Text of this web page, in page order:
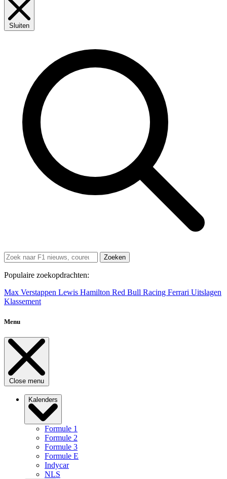
Sluiten
Zoeken
Populaire zoekopdrachten:
Max Verstappen Lewis Hamilton Red Bull Racing Ferrari Uitslagen
Klassement
Menu
Close menu
Kalenders
Formule 1
Formule 2
Formule 3
Formule E
Indycar
NLS